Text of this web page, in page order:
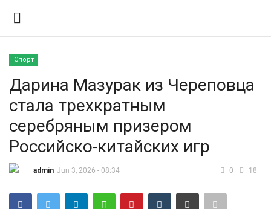
Контакты
Правила размещения
Политика
Экономика
Спорт
Дарина Мазурак из Череповца
стала трехкратным
серебряным призером
Российско-китайских игр
admin Jun 3, 2026 - 08:34 0 18